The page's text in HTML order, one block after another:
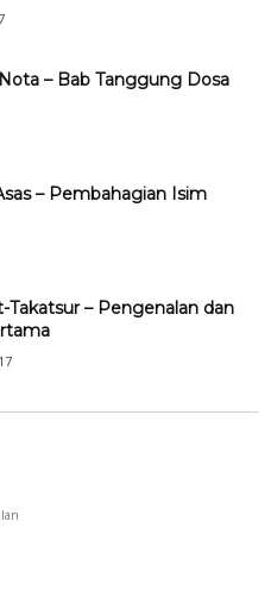
– Bab Tanggung Dosa
– Pembahagian Isim
Takatsur – Pengenalan dan